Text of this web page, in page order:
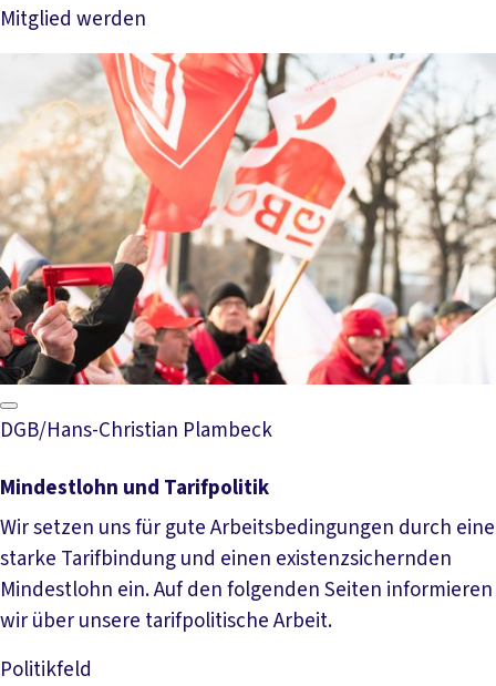
Mitglied werden
Mehr lesen
DGB/Hans-Christian Plambeck
Mindestlohn und Tarifpolitik
Wir setzen uns für gute Arbeitsbedingungen durch eine
starke Tarifbindung und einen existenzsichernden
Mindestlohn ein. Auf den folgenden Seiten informieren
wir über unsere tarifpolitische Arbeit.
Politikfeld